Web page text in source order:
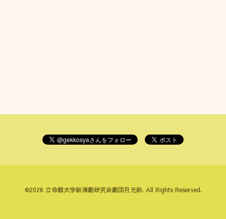
©2026 立命館大学新演劇研究会劇団月光斜. All Rights Reserved.